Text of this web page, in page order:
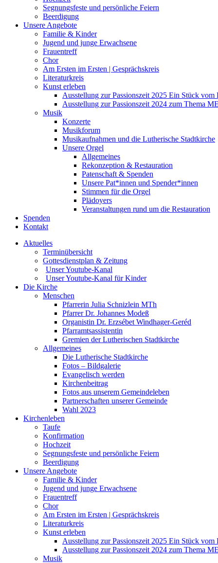
Segnungsfeste und persönliche Feiern
Beerdigung
Unsere Angebote
Familie & Kinder
Jugend und junge Erwachsene
Frauentreff
Chor
Am Ersten im Ersten | Gesprächskreis
Literaturkreis
Kunst erleben
Ausstellung zur Passionszeit 2025 Ein Stück vom
Ausstellung zur Passionszeit 2024 zum Thema
Musik
Konzerte
Musikforum
Musikaufnahmen und die Lutherische Stadtkirche
Unsere Orgel
Allgemeines
Rekonzeption & Restauration
Patenschaft & Spenden
Unsere Pat*innen und Spender*innen
Stimmen für die Orgel
Plädoyers
Veranstaltungen rund um die Restauration
Spenden
Kontakt
Aktuelles
Terminübersicht
Gottesdienstplan & Zeitung
Unser Youtube-Kanal
Unser Youtube-Kanal für Kinder
Die Kirche
Menschen
Pfarrerin Julia Schnizlein MTh
Pfarrer Dr. Johannes Modeß
Organistin Dr. Erzsébet Windhager-Geréd
Pfarramtsassistentin
Gremien der Lutherischen Stadtkirche
Allgemeines
Die Lutherische Stadtkirche
Fotos – Bildgalerie
Evangelisch werden
Kirchenbeitrag
Fotos aus unserem Gemeindeleben
Partnerschaften unserer Gemeinde
Wahl 2023
Kirchenleben
Taufe
Konfirmation
Hochzeit
Segnungsfeste und persönliche Feiern
Beerdigung
Unsere Angebote
Familie & Kinder
Jugend und junge Erwachsene
Frauentreff
Chor
Am Ersten im Ersten | Gesprächskreis
Literaturkreis
Kunst erleben
Ausstellung zur Passionszeit 2025 Ein Stück vom
Ausstellung zur Passionszeit 2024 zum Thema
Musik